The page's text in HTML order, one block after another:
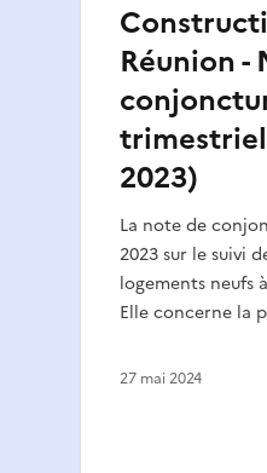
Réunion -
2023)
La note de
2023 sur le suivi
logements neufs
Elle concerne la
27 mai 2024